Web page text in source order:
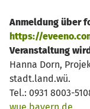
Anmeldung über
https://
Veranstaltung
Hanna Dorn,
stadt.land.wü.
Tel.: 0931 8003-